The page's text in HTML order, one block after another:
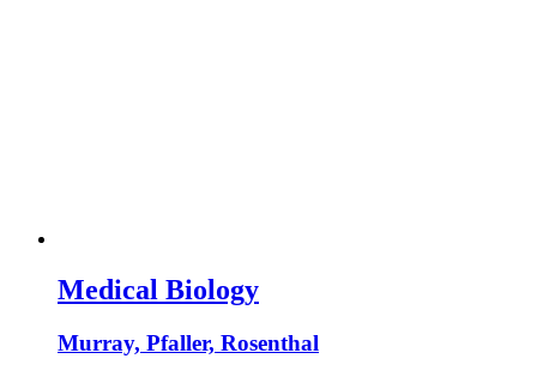
Medical Biology
Murray, Pfaller, Rosenthal